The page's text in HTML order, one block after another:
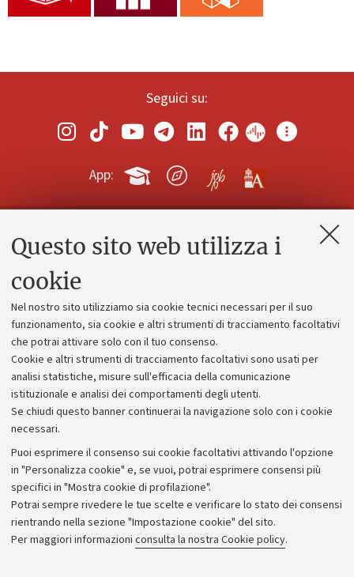
Questo sito web utilizza i
cookie
Nel nostro sito utilizziamo sia cookie tecnici necessari per il suo
funzionamento, sia cookie e altri strumenti di tracciamento facoltativi
che potrai attivare solo con il tuo consenso.
Cookie e altri strumenti di tracciamento facoltativi sono usati per
analisi statistiche, misure sull'efficacia della comunicazione
istituzionale e analisi dei comportamenti degli utenti.
Se chiudi questo banner continuerai la navigazione solo con i cookie
necessari.
Puoi esprimere il consenso sui cookie facoltativi attivando l'opzione
in "Personalizza cookie" e, se vuoi, potrai esprimere consensi più
specifici in "Mostra cookie di profilazione".
Potrai sempre rivedere le tue scelte e verificare lo stato dei consensi
rientrando nella sezione "Impostazione cookie" del sito.
Per maggiori informazioni consulta la nostra Cookie policy.
Seguici su:
App:
Contatti e PEC
Alumni community
Piano strategico
Bilanci
Donazioni e 5x1000
Bandi, gare e concorsi
Albo online
Amministrazione trasparente
Atti di notifica
Informazioni sul sito e accessibilità